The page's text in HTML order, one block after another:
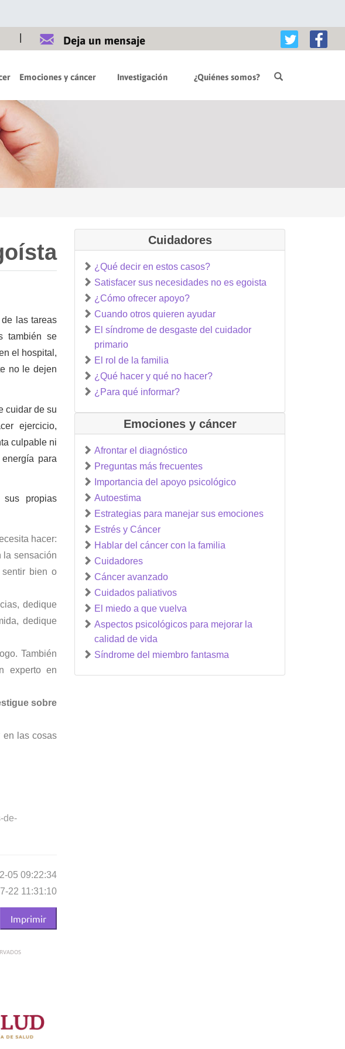
| Deja un mensaje
Emociones y cáncer Investigación ¿Quiénes somos?
las tareas
también se
el hospital,
no le dejen
cuidar de su
ejercicio,
culpable ni
para
sus propias
hacer:
la sensación
bien o
dedique
dedique
También
experto en
sobre
en las cosas
de-
05 09:22:34
22 11:31:10
Imprimir
Cuidadores
¿Qué decir en estos casos?
Satisfacer sus necesidades no es egoista
¿Cómo ofrecer apoyo?
Cuando otros quieren ayudar
El síndrome de desgaste del cuidador
primario
El rol de la familia
¿Qué hacer y qué no hacer?
¿Para qué informar?
Emociones y cáncer
Afrontar el diagnóstico
Preguntas más frecuentes
Importancia del apoyo psicológico
Autoestima
Estrategias para manejar sus emociones
Estrés y Cáncer
Hablar del cáncer con la familia
Cuidadores
Cáncer avanzado
Cuidados paliativos
El miedo a que vuelva
Aspectos psicológicos para mejorar la
calidad de vida
Síndrome del miembro fantasma